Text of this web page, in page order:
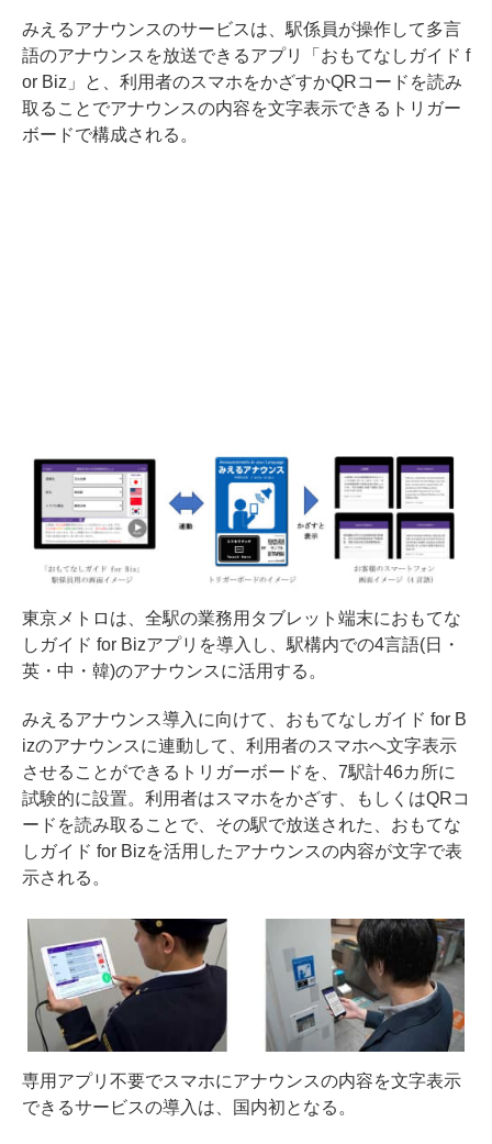
みえるアナウンスのサービスは、駅係員が操作して多言
語のアナウンスを放送できるアプリ「おもてなしガイド f
or Biz」と、利用者のスマホをかざすかQRコードを読み
取ることでアナウンスの内容を文字表示できるトリガー
ボードで構成される。
東京メトロは、全駅の業務用タブレット端末におもてな
しガイド for Bizアプリを導入し、駅構内での4言語(日・
英・中・韓)のアナウンスに活用する。
みえるアナウンス導入に向けて、おもてなしガイド for B
izのアナウンスに連動して、利用者のスマホへ文字表示
させることができるトリガーボードを、7駅計46カ所に
試験的に設置。利用者はスマホをかざす、もしくはQRコ
ードを読み取ることで、その駅で放送された、おもてな
しガイド for Bizを活用したアナウンスの内容が文字で表
示される。
専用アプリ不要でスマホにアナウンスの内容を文字表示
できるサービスの導入は、国内初となる。